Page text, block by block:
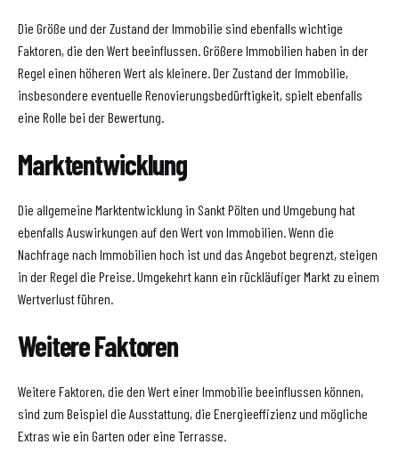
Die Größe und der Zustand der Immobilie sind ebenfalls wichtige
Faktoren, die den Wert beeinflussen. Größere Immobilien haben in der
Regel einen höheren Wert als kleinere. Der Zustand der Immobilie,
insbesondere eventuelle Renovierungsbedürftigkeit, spielt ebenfalls
eine Rolle bei der Bewertung.
Marktentwicklung
Die allgemeine Marktentwicklung in Sankt Pölten und Umgebung hat
ebenfalls Auswirkungen auf den Wert von Immobilien. Wenn die
Nachfrage nach Immobilien hoch ist und das Angebot begrenzt, steigen
in der Regel die Preise. Umgekehrt kann ein rückläufiger Markt zu einem
Wertverlust führen.
Weitere Faktoren
Weitere Faktoren, die den Wert einer Immobilie beeinflussen können,
sind zum Beispiel die Ausstattung, die Energieeffizienz und mögliche
Extras wie ein Garten oder eine Terrasse.